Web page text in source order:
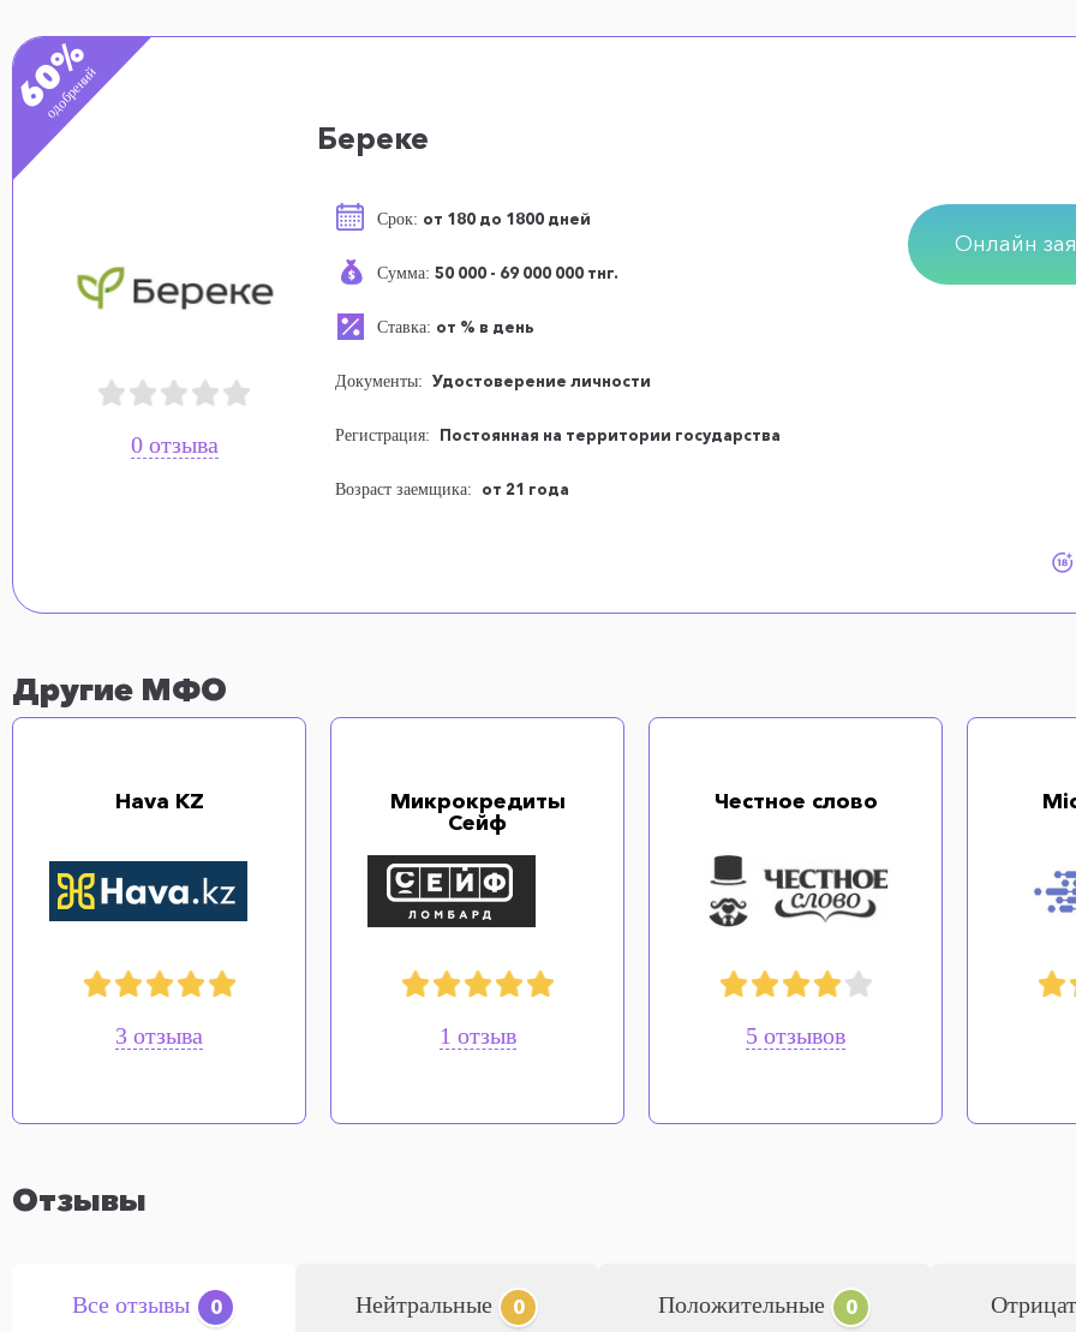
60%
одобрений
0 отзыва
Береке
Срок: от 180 до 1800 дней
Сумма:50 000 - 69 000 000 тнг.
Ставка: от % в день
Документы:Удостоверение личности
Регистрация: Постоянная на территории государства
Возраст заемщика: от 21 года
Онлайн
Другие МФО
Hava KZ
3 отзыва
Микрокредиты
Сейф
1 отзыв
Честное слово
5 отзывов
Отзывы
Все отзывы 0 Нейтральные 0 Положительные 0